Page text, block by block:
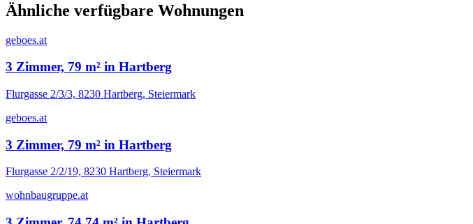
Ähnliche verfügbare Wohnungen
geboes.at
3 Zimmer, 79 m² in Hartberg
Flurgasse 2/3/3, 8230 Hartberg, Steiermark
geboes.at
3 Zimmer, 79 m² in Hartberg
Flurgasse 2/2/19, 8230 Hartberg, Steiermark
wohnbaugruppe.at